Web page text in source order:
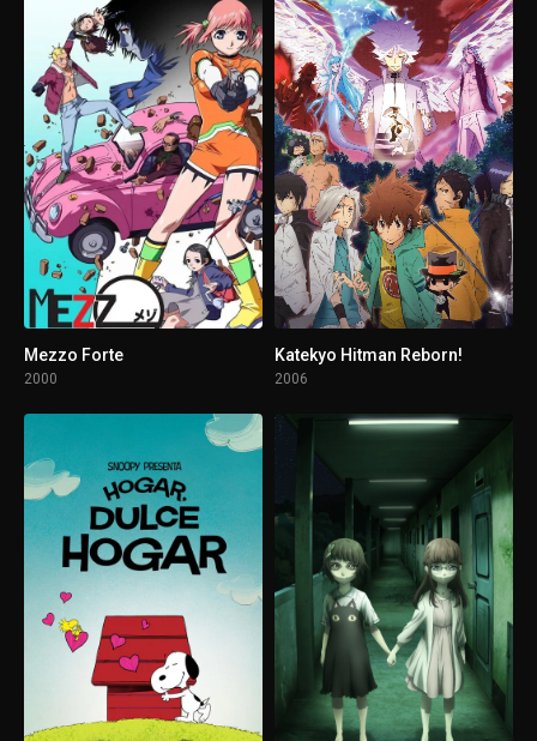
curse/cornered
1 - 10 oath/meaning
1 - 11 lay/key
1 - 12 FOX/GOD
1 - 13 GOD/GOD
Mezzo Forte
2000
Katekyo Hitman Reborn!
2006